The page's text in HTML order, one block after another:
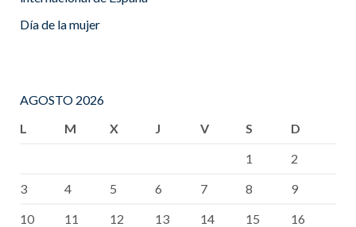
Día de la mujer
AGOSTO 2026
L
M X J V S
D
1
2
3
4 5 6 7 8
9
10
11 12 13 14 15
16